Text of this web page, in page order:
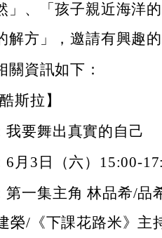
」、「孩子親近海洋
解方」，邀請有興趣
關資訊如下：
斯拉】
我要舞出真實的自己
6月3日（六）15:00-
第一集主角 林品希/品
榮/《下課花路米》主